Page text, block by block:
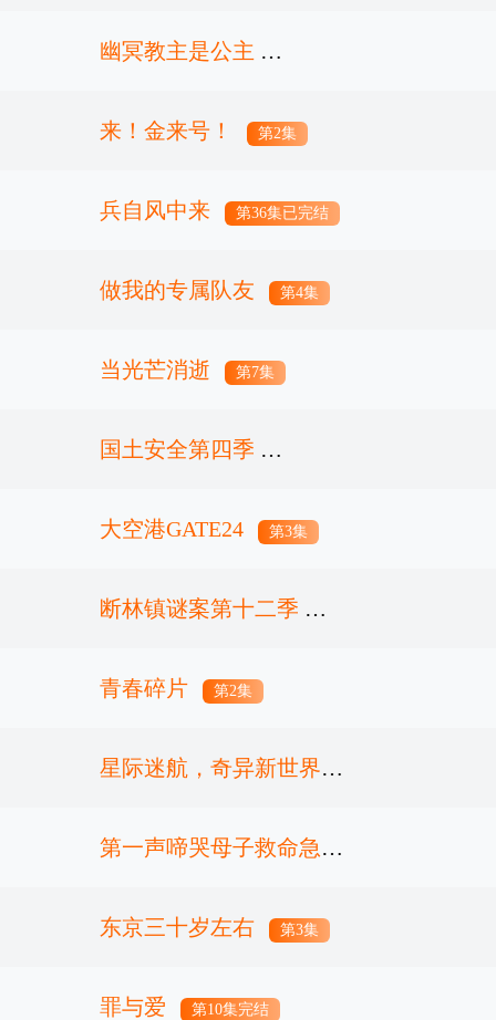
幽冥教主是公主
第15集已完结
来！金来号！ 第2集
兵自风中来 第36集已完结
做我的专属队友 第4集
当光芒消逝 第7集
国土安全第四季
第12集完结
大空港GATE24 第3集
断林镇谜案第十二季
第2集
青春碎片 第2集
星际迷航，奇异新世界第
四季 第3集
第一声啼哭母子救命急救
班 第5集
东京三十岁左右 第3集
罪与爱 第10集完结